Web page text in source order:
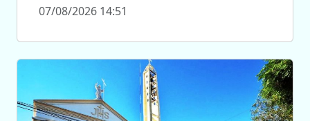
07/08/2026 14:51